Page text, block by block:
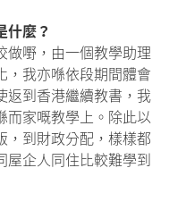
什麼？
做嘢，由一個教學助理
，我亦喺依段期間體會
返到香港繼續教書，我
而家嘅教學上。除此以
，到財政分配，樣樣都
屋企人同住比較難學到